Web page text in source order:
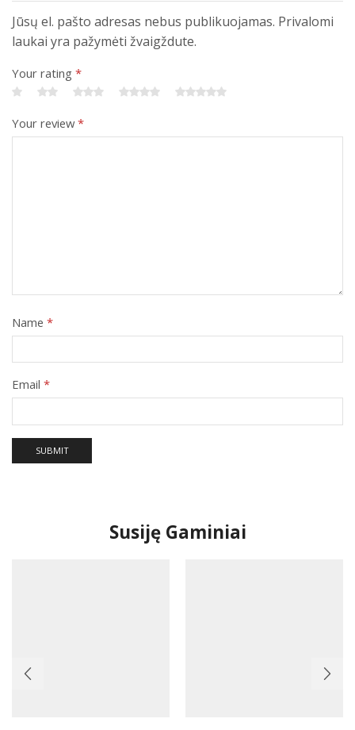
Jūsų el. pašto adresas nebus publikuojamas. Privalomi
laukai yra pažymėti žvaigždute.
Your rating *
Your review*
Name *
Email *
Susiję Gaminiai